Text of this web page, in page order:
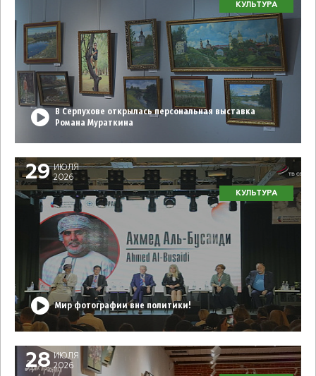
КУЛЬТУРА
В Серпухове открылась персональная выставка
Романа Мураткина
29 ИЮЛЯ
2026
КУЛЬТУРА
Мир фотографии вне политики!
28
ИЮЛЯ
2026